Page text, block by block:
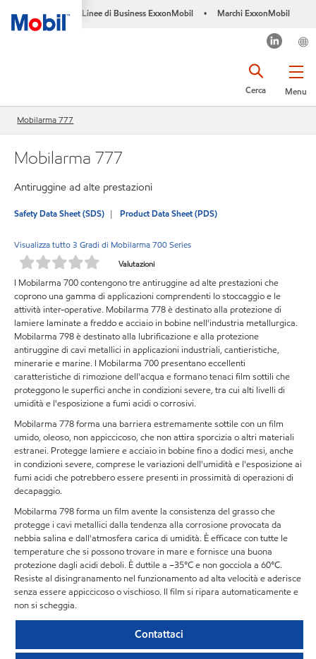
Linee di Business ExxonMobil • Marchi ExxonMobil
Menu
Cerca
Mobilarma 777
Mobilarma 777
Antiruggine ad alte prestazioni
Safety Data Sheet (SDS) Product Data Sheet (PDS)
Visualizza tutto 3 Gradi di Mobilarma 700 Series
Valutazioni
I Mobilarma 700 contengono tre antiruggine ad alte prestazioni che
coprono una gamma di applicazioni comprendenti lo stoccaggio e le
attività inter-operative. Mobilarma 778 è destinato alla protezione di
lamiere laminate a freddo e acciaio in bobine nell'industria metallurgica.
Mobilarma 798 è destinato alla lubrificazione e alla protezione
antiruggine di cavi metallici in applicazioni industriali, cantieristiche,
minerarie e marine. I Mobilarma 700 presentano eccellenti
caratteristiche di rimozione dell'acqua e formano tenaci film sottili che
proteggono le superfici anche in condizioni severe, tra cui alti livelli di
umidità e l'esposizione a fumi acidi o corrosivi.
Mobilarma 778 forma una barriera estremamente sottile con un film
umido, oleoso, non appiccicoso, che non attira sporcizia o altri materiali
estranei. Protegge lamiere e acciaio in bobine fino a dodici mesi, anche
in condizioni severe, comprese le variazioni dell'umidità e l'esposizione ai
fumi acidi che potrebbero essere presenti in prossimità di operazioni di
decapaggio.
Mobilarma 798 forma un film avente la consistenza del grasso che
protegge i cavi metallici dalla tendenza alla corrosione provocata da
nebbia salina e dall'atmosfera carica di umidità. È efficace con tutte le
temperature che si possono trovare in mare e fornisce una buona
protezione dagli acidi deboli. È duttile a –35°C e non gocciola a 60°C.
Resiste al disingranamento nel funzionamento ad alta velocità e aderisce
senza essere appiccicoso o vischioso. Il film si ripara automaticamente e
non si scheggia.
Contattaci